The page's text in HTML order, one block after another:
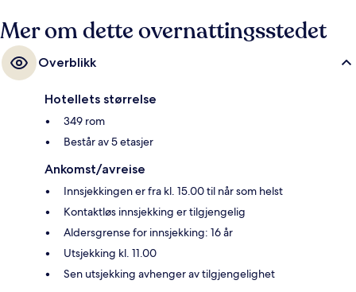
Mer om dette overnattingsstedet
Overblikk
Hotellets størrelse
349 rom
Består av 5 etasjer
Ankomst/avreise
Innsjekkingen er fra kl. 15.00 til når som helst
Kontaktløs innsjekking er tilgjengelig
Aldersgrense for innsjekking: 16 år
Utsjekking kl. 11.00
Sen utsjekking avhenger av tilgjengelighet